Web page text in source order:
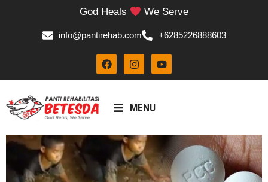
God Heals We Serve
info@pantirehab.com +6285226888603
MENU